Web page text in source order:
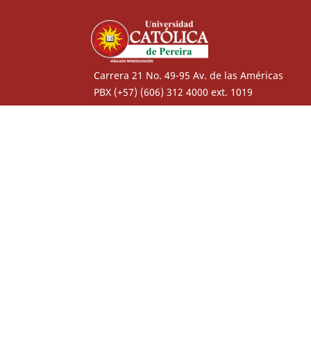
Carrera 21 No. 49-95 Av. de las Américas
PBX (+57) (606) 312 4000 ext. 1019